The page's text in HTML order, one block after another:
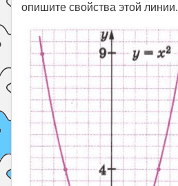
опишите свойства этой линии.